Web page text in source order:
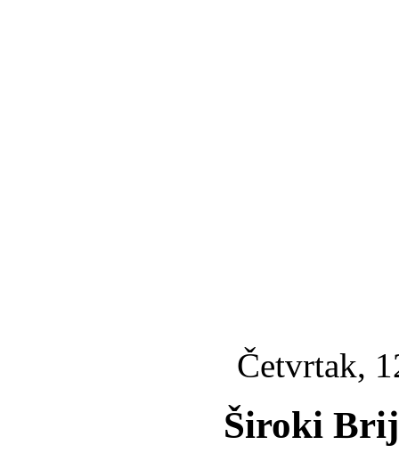
Četvrtak,
Široki